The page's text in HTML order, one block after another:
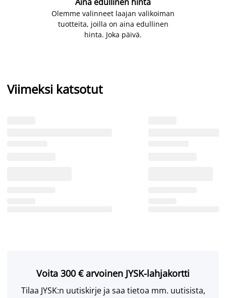
Olemme valinneet laajan valikoiman
tuotteita, joilla on aina edullinen
hinta. Joka päivä.
Viimeksi katsotut
Voita 300 € arvoinen JYSK-lahjakortti
Tilaa JYSK:n uutiskirje ja saa tietoa mm. uutisista,